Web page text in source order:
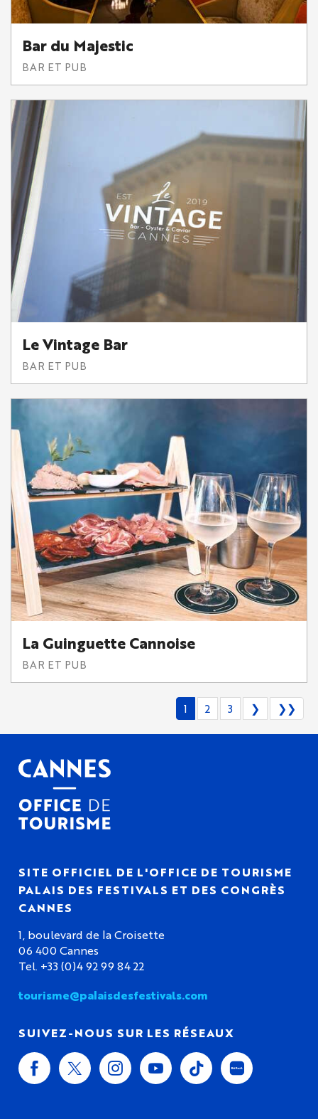
Bar du Majestic
BAR ET PUB
Le Vintage Bar
BAR ET PUB
La Guinguette Cannoise
BAR ET PUB
1 2 3 ❯ ❯❯
SITE OFFICIEL DE L'OFFICE DE TOURISME
PALAIS DES FESTIVALS ET DES CONGRÈS
CANNES
1, boulevard de la Croisette
06 400 Cannes
Tel. +33 (0)4 92 99 84 22
tourisme@palaisdesfestivals.com
SUIVEZ-NOUS SUR LES RÉSEAUX